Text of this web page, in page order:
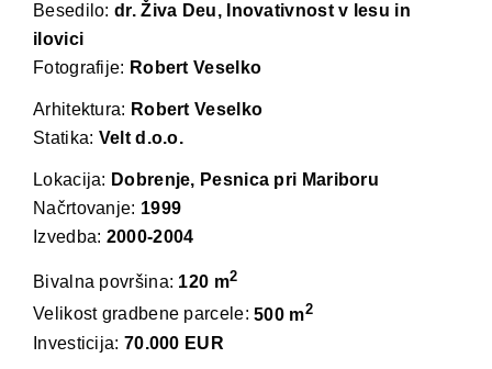
Besedilo: dr. Živa Deu, Inovativnost v lesu in
ilovici
Fotografije: Robert Veselko
Arhitektura: Robert Veselko
Statika: Velt d.o.o.
Lokacija: Dobrenje, Pesnica pri Mariboru
Načrtovanje: 1999
Izvedba: 2000-2004
Bivalna površina: 120 m2
Velikost gradbene parcele:500 m2
Investicija: 70.000 EUR